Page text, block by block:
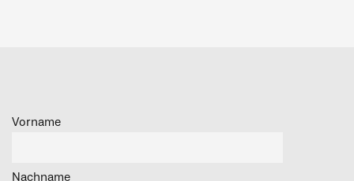
Vorname
Nachname